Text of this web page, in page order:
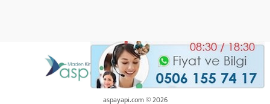
aspayapi.com © 2026